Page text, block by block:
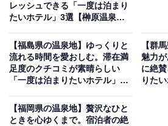
Webサイトより）
福岡県・原鶴温泉の「ビューホテ
の上から筑後平野と筑後川を一望
全ての客室から時間と共に移り変
でき、温泉露天風呂付きなど全8タ
レッシュできる「一度は泊まり
たいホテル」3選【榊原温泉・
【福島県の温泉地】ゆっくりと
流れる時間を愛おしむ。滞在満
足度のクチコミが素晴らしい
「一度は泊まりたいホテル」3
泉・飯坂温泉】
【群
魅力
に絶
りた
【福岡県の温泉地】贅沢なひと
ときを心ゆくまで。宿泊者の絶